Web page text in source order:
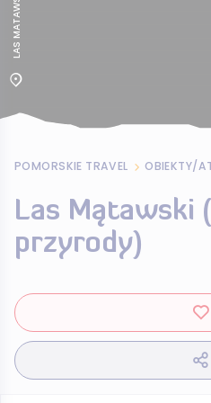
POMORSKIE TRAVEL OBIEKTY/
Las Mątawski
przyrody)